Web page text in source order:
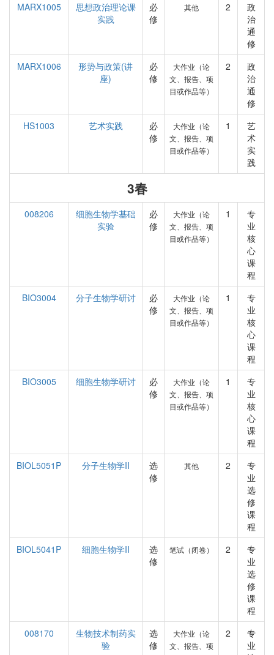
MARX1005
思想政治理论课
实践
必
修
其他 2
政
治
通
修
MARX1006
形势与政策(讲
座)
必
修
大作业（论
文、报告、项
目或作品等）
2
政
治
通
修
HS1003
艺术实践
必
修
大作业（论
文、报告、项
目或作品等）
1
艺
术
实
践
3春
008206
细胞生物学基础
实验
必
修
大作业（论
文、报告、项
目或作品等）
1
专
业
核
心
课
程
BIO3004
分子生物学研讨
必
修
大作业（论
文、报告、项
目或作品等）
1
专
业
核
心
课
程
BIO3005
细胞生物学研讨
必
修
大作业（论
文、报告、项
目或作品等）
1
专
业
核
心
课
程
BIOL5051P
分子生物学II
选
修
其他 2
专
业
选
修
课
程
BIOL5041P
细胞生物学II
选
修
笔试（闭卷） 2
专
业
选
修
课
程
008170
生物技术制药实
验
选
修
大作业（论
文、报告、项
2
专
业